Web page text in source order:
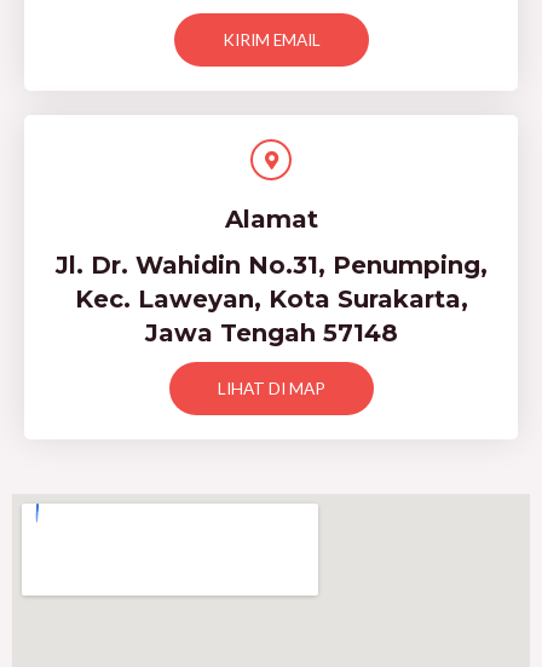
KIRIM EMAIL
Alamat
Jl. Dr. Wahidin No.31, Penumping,
Kec. Laweyan, Kota Surakarta,
Jawa Tengah 57148
LIHAT DI MAP